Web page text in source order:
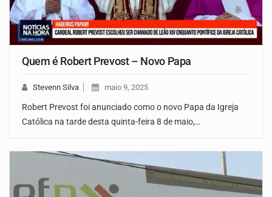
Quem é Robert Prevost – Novo Papa
Stevenn Silva maio 9, 2025
Robert Prevost foi anunciado como o novo Papa da Igreja
Católica na tarde desta quinta-feira 8 de maio,…